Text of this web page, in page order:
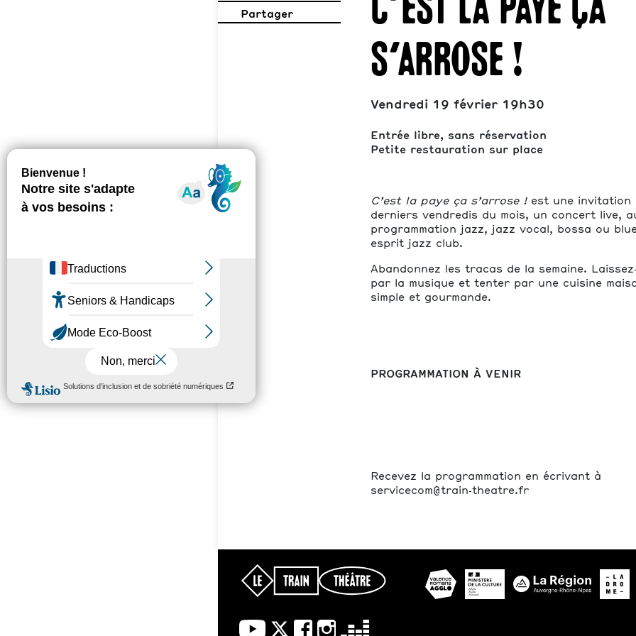
Partager
C’est la paye ça
s’arrose !
Vendredi 19 février 19h30
Entrée libre, sans réservation
Petite restauration sur place
C’est la paye ça s’arrose !est une invitation
derniers vendredis du mois, un concert live,
programmation jazz, jazz vocal, bossa ou
esprit jazz club.
Abandonnez les tracas de la semaine.
par la musique et tenter par une cuisine
simple et gourmande.
PROGRAMMATION À VENIR
Recevez la programmation en écrivant à
servicecom@train‑theatre.fr